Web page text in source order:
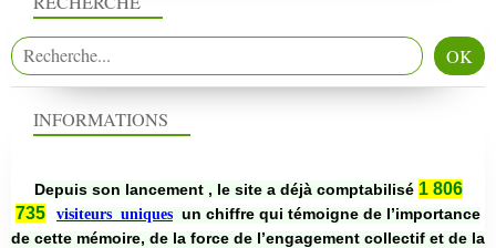
INFORMATIONS
Depuis son lancement , le site a déjà comptabilisé 1 806
735
visiteurs uniques un chiffre qui témoigne de l’importance
de cette mémoire, de la force de l’engagement collectif et de la